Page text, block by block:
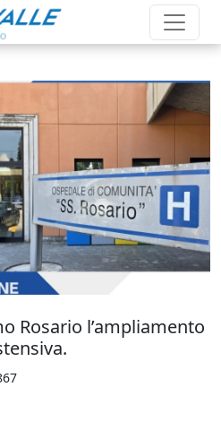
Rosario l’ampliamento